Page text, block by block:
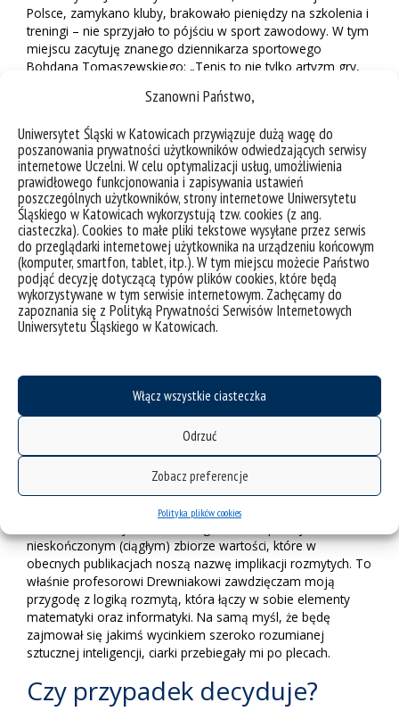
Szanowni Państwo,
Uniwersytet Śląski w Katowicach przywiązuje dużą wagę do
poszanowania prywatności użytkowników odwiedzających serwisy
internetowe Uczelni. W celu optymalizacji usług, umożliwienia
prawidłowego funkcjonowania i zapisywania ustawień
poszczególnych użytkowników, strony internetowe Uniwersytetu
Śląskiego w Katowicach wykorzystują tzw. cookies (z ang.
ciasteczka). Cookies to małe pliki tekstowe wysyłane przez serwis
do przeglądarki internetowej użytkownika na urządzeniu końcowym
(komputer, smartfon, tablet, itp.). W tym miejscu możecie Państwo
podjąć decyzję dotyczącą typów plików cookies, które będą
wykorzystywane w tym serwisie internetowym. Zachęcamy do
zapoznania się z Polityką Prywatności Serwisów Internetowych
Uniwersytetu Śląskiego w Katowicach.
Włącz wszystkie ciasteczka
Odrzuć
Zobacz preferencje
Polityka plików cookies
Polsce, zamykano kluby, brakowało pieniędzy na szkolenia i
treningi – nie sprzyjało to pójściu w sport zawodowy. W tym
miejscu zacytuję znanego dziennikarza sportowego
Bohdana Tomaszewskiego: „Tenis to nie tylko artyzm gry,
najważniejsze punkty, należy bronić setboli i meczboli.” Być
wyszło mi na dobre. Jak już powiedziałem swego czasu w
innym wywiadzie: „Sport uczy pokory tak względem
porażek, jak i wygranych – tego trzeba nauczyć się podobnie
jak dyscypliny, ta wiedza okazuje się być niezbędną nie tylko
na korcie, ale także w pracy naukowej i w życiu”.
A jednak matematyka
W takiej sytuacji społeczno-gospodarczej i politycznej
decyzja o podjęciu studiowania matematyki właściwie była
raczej oczywista. I tak „wylądowałem” naUniwersytecie
Śląskim w Katowicachna specjalności
pozwoliło mi na napisanie pracy magisterskiej łączącej w
sobie elementy matematyki oraz informatyki. Po obronie
magisterskiej zaproponowano mi pozostanie na uczelni. W
tamtym czasie nie trzeba było mieć gotowego pomysłu na
doktorat, jak to ma miejsce teraz. Trafiłem pod opiekę dra
hab. Józefa Drewniaka, szefa Zakładu Informatyki.
Zainteresowałem się badaniem spójników
nieskończonym (ciągłym) zbiorze wartości, które w
obecnych publikacjach noszą nazwę implikacji rozmytych. To
właśnie profesorowi Drewniakowi zawdzięczam moją
przygodę z logiką rozmytą, która łączy w sobie elementy
matematyki oraz informatyki. Na samą myśl, że będę
zajmował się jakimś wycinkiem szeroko rozumianej
sztucznej inteligencji, ciarki przebiegały mi po plecach.
Czy przypadek decyduje?